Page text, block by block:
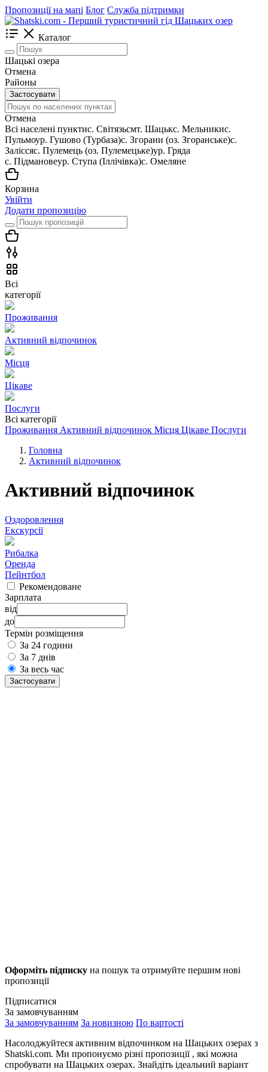
Пропозиції на мапі Блог Служба підтримки
Каталог
Шацькі озера
Отмена
Районы
Застосувати
Отмена
Всі населені пунктиc. Світязьсмт. Шацькс. Мельникис.
Пульмоур. Гушово (Турбаза)с. Згорани (оз. Згоранське)с.
Заліссяс. Пулемець (оз. Пулемецьке)ур. Гряда
с. Підмановеур. Ступа (Іллічівка)с. Омеляне
Корзина
Увійти
Додати пропозицію
Всі
категорії
Проживання
Активний відпочинок
Місця
Цікаве
Послуги
Всі категорії
Проживання Активний відпочинок Місця Цікаве Послуги
Головна
Активний відпочинок
Активний відпочинок
Оздоровлення
Екскурсії
Рибалка
Оренда
Пейнтбол
Рекомендоване
Зарплата
від
до
Термін розміщення
За 24 години
За 7 днів
За весь час
Застосувати
Оформіть підписку на пошук та отримуйте першим нові
пропозиції
Підписатися
За замовчуванням
За замовчуванням За новизною По вартості
Насолоджуйтеся активним відпочинком на Шацьких озерах з
Shatski.com. Ми пропонуємо різні пропозиції , які можна
спробувати на Шацьких озерах. Знайдіть ідеальний варіант